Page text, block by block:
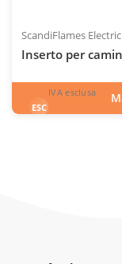
ScandiFlames Electric
Inserto per
ESC
IVA esclusa
450€